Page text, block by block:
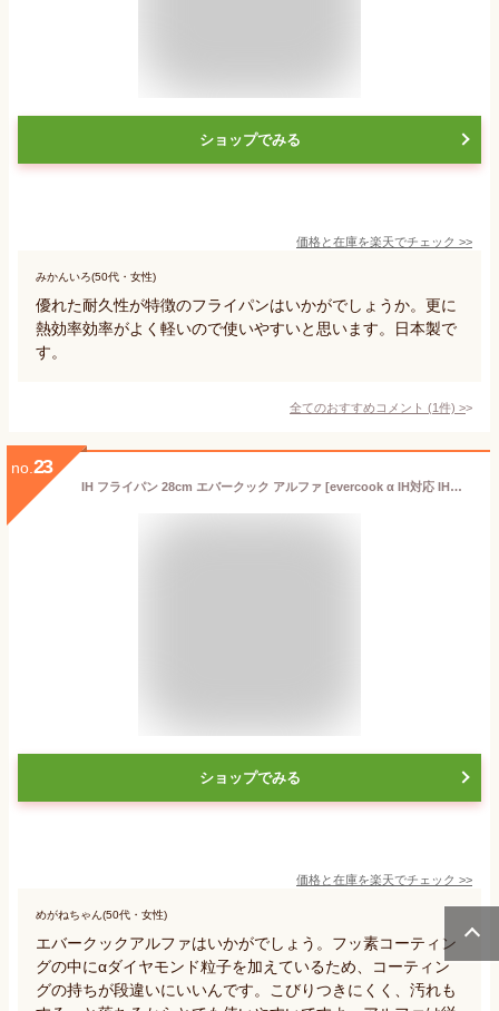
ショップでみる
価格と在庫を楽天でチェック >>
みかんいろ(50代・女性)
優れた耐久性が特徴のフライパンはいかがでしょうか。更に
熱効率効率がよく軽いので使いやすいと思います。日本製で
す。
全てのおすすめコメント (1件) >
no. 23
IH フライパン 28cm エバークック アルファ [evercook α IH対応 IH対応 ih ダイヤモンド粒子 フッ素コーティング 長持ち 二年保証 アルマイトコーティング ガスコンロ キッチンツール 新生活]
ショップでみる
価格と在庫を楽天でチェック >>
めがねちゃん(50代・女性)
エバークックアルファはいかがでしょう。フッ素コーティン
グの中にαダイヤモンド粒子を加えているため、コーティン
グの持ちが段違いにいいんです。こびりつきにくく、汚れも